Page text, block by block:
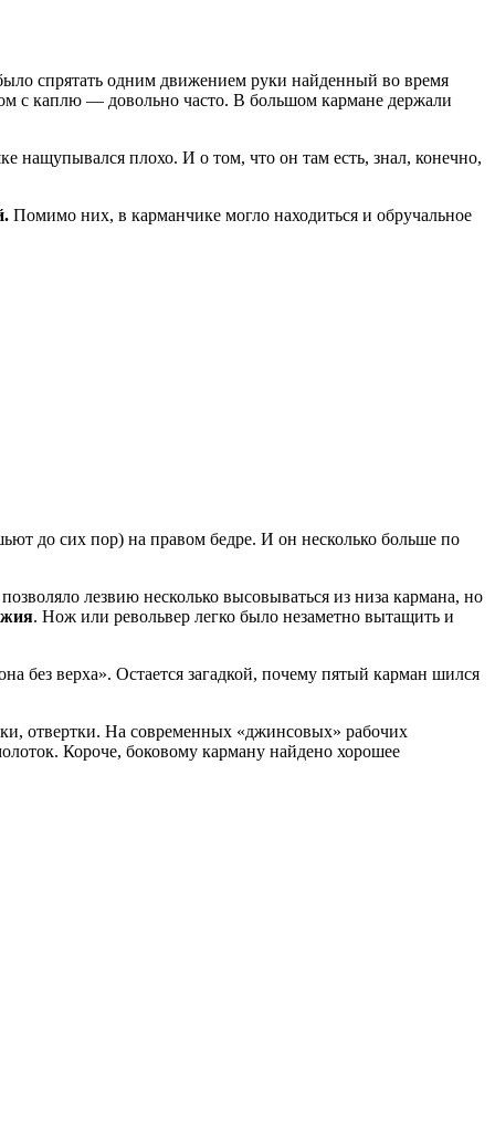
спрятать одним движением руки найденный во время
с каплю — довольно часто. В большом кармане держали
нащупывался плохо. И о том, что он там есть, знал, конечно,
Помимо них, в карманчике могло находиться и обручальное
до сих пор) на правом бедре. И он несколько больше по
лезвию несколько высовываться из низа кармана, но
. Нож или револьвер легко было незаметно вытащить и
без верха». Остается загадкой, почему пятый карман шился
отвертки. На современных «джинсовых» рабочих
Короче, боковому карману найдено хорошее